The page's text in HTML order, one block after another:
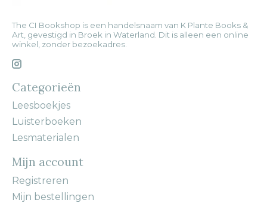
The CI Bookshop is een handelsnaam van K Plante Books &
Art, gevestigd in Broek in Waterland. Dit is alleen een online
winkel, zonder bezoekadres.
Categorieën
Leesboekjes
Luisterboeken
Lesmaterialen
Mijn account
Registreren
Mijn bestellingen